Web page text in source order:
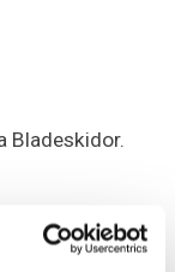
Bladeskidor.
"snok".